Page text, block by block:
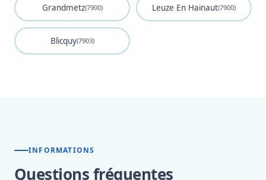
Grandmetz(7900) Leuze En Hainaut(7900)
Blicquy(7903)
INFORMATIONS
Questions fréquentes